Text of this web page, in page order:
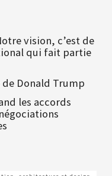
vision, c’est de
qui fait partie
Donald Trump
les accords